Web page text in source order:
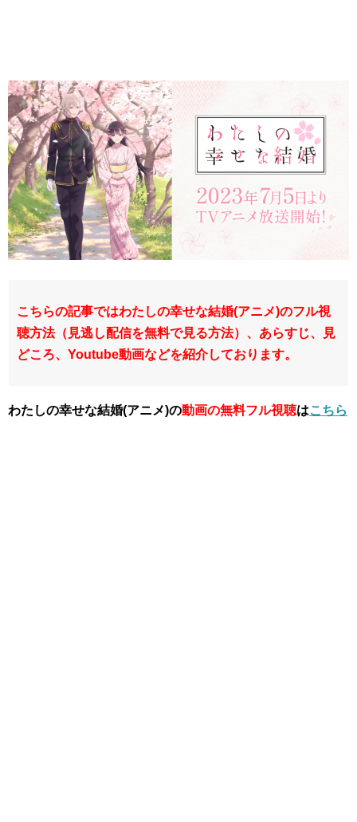
こちらの記事ではわたしの幸せな結婚(アニメ)のフル視
聴方法（見逃し配信を無料で見る方法）、あらすじ、見
どころ、Youtube動画などを紹介しております。
わたしの幸せな結婚(アニメ)の動画の無料フル視聴はこちら